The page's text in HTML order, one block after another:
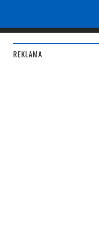
REKLAMA